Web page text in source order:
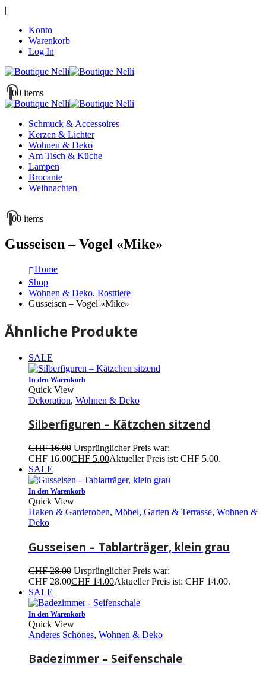
|
Konto
Warenkorb
Log In
00 items
Schmuck & Accessoires
Kerzen & Lichter
Wohnen & Deko
Am Tisch & Küche
Lampen
Brocante
Weihnachten
00 items
Gusseisen – Vogel «Mike»
Home
Shop
Wohnen & Deko, Rosttiere
Gusseisen – Vogel «Mike»
Ähnliche Produkte
SALE
In den Warenkorb
Quick View
Dekoration, Wohnen & Deko
Silberfiguren – Kätzchen sitzend
CHF16.00 Ursprünglicher Preis war:
CHF 16.00CHF 5.00Aktueller Preis ist: CHF 5.00.
SALE
In den Warenkorb
Quick View
Haken & Garderoben, Möbel, Garten & Terrasse, Wohnen &
Deko
Gusseisen – Tablarträger, klein grau
CHF28.00 Ursprünglicher Preis war:
CHF 28.00CHF 14.00Aktueller Preis ist: CHF 14.00.
SALE
In den Warenkorb
Quick View
Anderes Schönes, Wohnen & Deko
Badezimmer – Seifenschale